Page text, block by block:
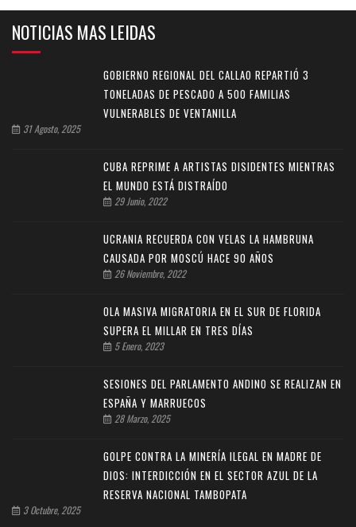
NOTICIAS MAS LEIDAS
GOBIERNO REGIONAL DEL CALLAO REPARTIÓ 3
TONELADAS DE PESCADO A 500 FAMILIAS
VULNERABLES DE VENTANILLA
31 Agosto, 2025
CUBA REPRIME A ARTISTAS DISIDENTES MIENTRAS
EL MUNDO ESTÁ DISTRAÍDO
29 Junio, 2022
UCRANIA RECUERDA CON VELAS LA HAMBRUNA
CAUSADA POR MOSCÚ HACE 90 AÑOS
26 Noviembre, 2022
OLA MASIVA MIGRATORIA EN EL SUR DE FLORIDA
SUPERA EL MILLAR EN TRES DÍAS
5 Enero, 2023
SESIONES DEL PARLAMENTO ANDINO SE REALIZAN EN
ESPAÑA Y MARRUECOS
28 Marzo, 2025
GOLPE CONTRA LA MINERÍA ILEGAL EN MADRE DE
DIOS: INTERDICCIÓN EN EL SECTOR AZUL DE LA
RESERVA NACIONAL TAMBOPATA
3 Octubre, 2025